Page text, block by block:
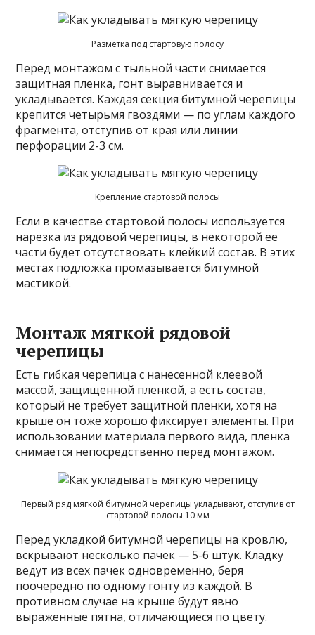
Разметка под стартовую полосу
Перед монтажом с тыльной части снимается
защитная пленка, гонт выравнивается и
укладывается. Каждая секция битумной черепицы
крепится четырьмя гвоздями — по углам каждого
фрагмента, отступив от края или линии
перфорации 2-3 см.
Крепление стартовой полосы
Если в качестве стартовой полосы используется
нарезка из рядовой черепицы, в некоторой ее
части будет отсутствовать клейкий состав. В этих
местах подложка промазывается битумной
мастикой.
Монтаж мягкой рядовой
черепицы
Есть гибкая черепица с нанесенной клеевой
массой, защищенной пленкой, а есть состав,
который не требует защитной пленки, хотя на
крыше он тоже хорошо фиксирует элементы. При
использовании материала первого вида, пленка
снимается непосредственно перед монтажом.
Первый ряд мягкой битумной черепицы укладывают, отступив от
стартовой полосы 10 мм
Перед укладкой битумной черепицы на кровлю,
вскрывают несколько пачек — 5-6 штук. Кладку
ведут из всех пачек одновременно, беря
поочередно по одному гонту из каждой. В
противном случае на крыше будут явно
выраженные пятна, отличающиеся по цвету.